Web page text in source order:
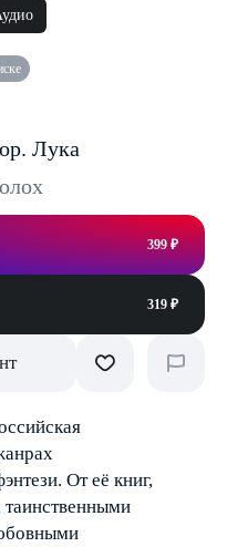
Лука
399 ₽
319 ₽
От её книг,